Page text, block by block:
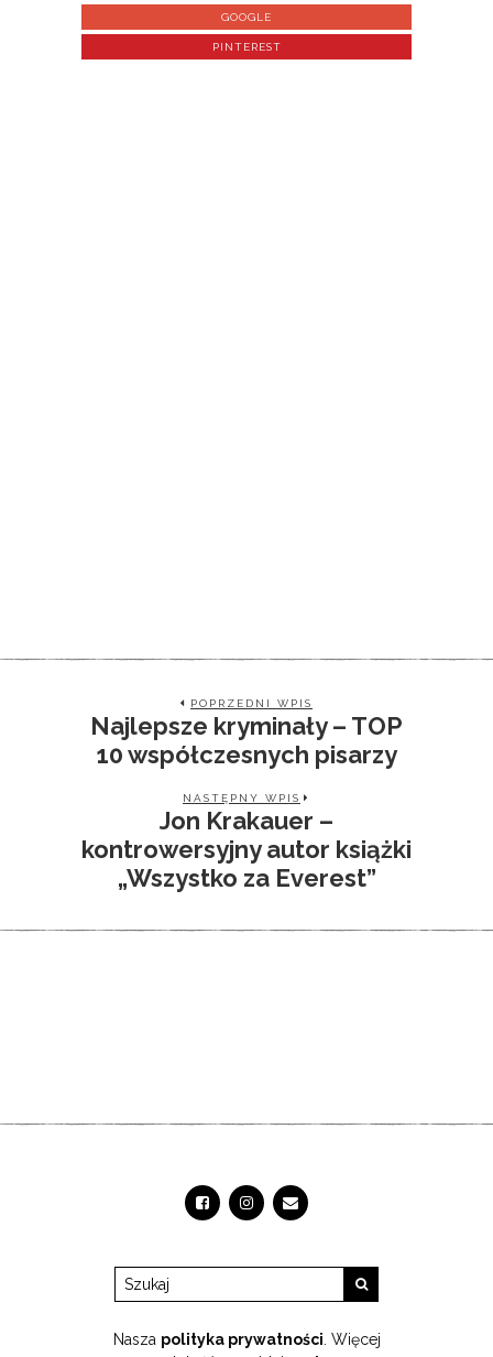
GOOGLE
PINTEREST
POPRZEDNI WPIS
Najlepsze kryminały – TOP
10 współczesnych pisarzy
NASTĘPNY WPIS
Jon Krakauer –
kontrowersyjny autor książki
„Wszystko za Everest”
Nasza polityka prywatności . Więcej